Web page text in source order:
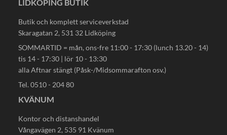
LIDKÖPING BUTIK
Butik och komplett serviceverkstad
Skaragatan 2, 531 32 Lidköping
SOMMARTID = mån, ons-fre 11:00 - 17:30 (lunch 13.20 - 14)
tis 14 - 17:30 | lör 10 - 13:30
alla Aftnar stängt (Påsk-/Midsommarafton osv.)
Tel. 0510 - 204 80
KVÄNUM
Kontor och distanshandel
Vångavägen 2, 535 91 Kvänum